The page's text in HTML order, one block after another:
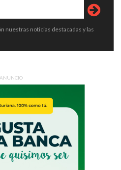
nuestras noticias destacadas y las
ANUNCIO